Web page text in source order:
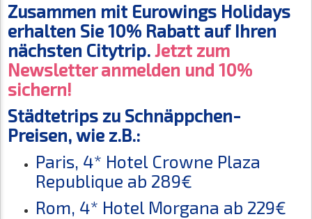
Zusammen mit Eurowings Holidays
erhalten Sie 10% Rabatt auf Ihren
nächsten Citytrip. Jetzt zum
Newsletter anmelden und 10%
sichern!
Städtetrips zu Schnäppchen-
Preisen, wie z.B.:
Paris, 4* Hotel Crowne Plaza
Republique ab 289€
Rom, 4* Hotel Morgana ab 229€